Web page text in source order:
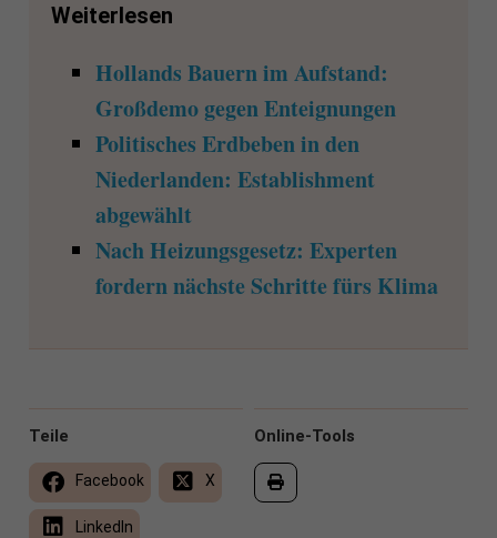
Weiterlesen
Hollands Bauern im Aufstand:
Großdemo gegen Enteignungen
Politisches Erdbeben in den
Niederlanden: Establishment
abgewählt
Nach Heizungsgesetz: Experten
fordern nächste Schritte fürs Klima
Online-Tools
Teile
Facebook X
LinkedIn